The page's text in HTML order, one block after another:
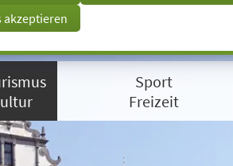
akzeptieren
Sport
Freizeit